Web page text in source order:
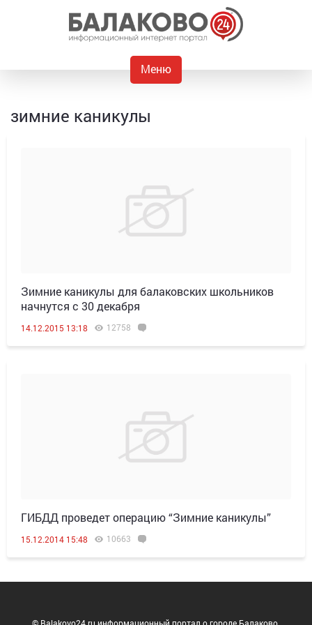
Меню
зимние каникулы
Зимние каникулы для балаковских школьников
начнутся с 30 декабря
14.12.2015 13:18 12758
ГИБДД проведет операцию “Зимние каникулы”
15.12.2014 15:48 10663